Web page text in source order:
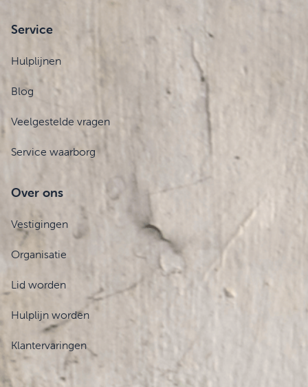
Service
Hulplijnen
Blog
Veelgestelde vragen
Service waarborg
Over ons
Vestigingen
Organisatie
Lid worden
Hulplijn worden
Klantervaringen